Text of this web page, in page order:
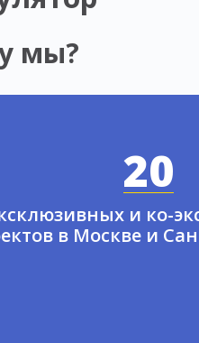
мы?
20
и ко-
в Москве и